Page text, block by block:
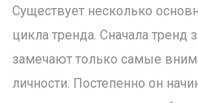
Существует несколько
цикла тренда. Сначала тренд
замечают только самые
личности. Постепенно он